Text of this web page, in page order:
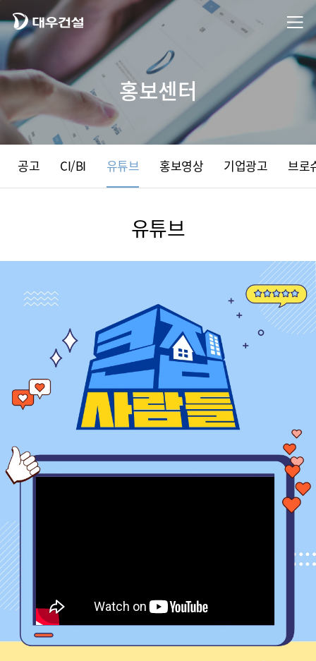
홍보센터
공고 CI/BI 유튜브 홍보영상 기업광고 브로
유튜브